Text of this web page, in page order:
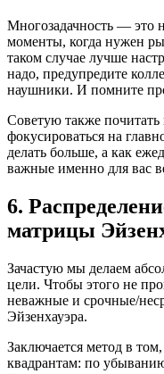
Многозадачность — это
моменты, когда нужен
таком случае лучше
надо, предупредите
наушники. И помните
Советую также
фокусироваться на
делать больше, а как
важные именно для вас
6.
матрицы
Зачастую мы делаем
цели. Чтобы этого не
неважные и срочные/
Эйзенхауэра.
Заключается метод в
квадрантам: по